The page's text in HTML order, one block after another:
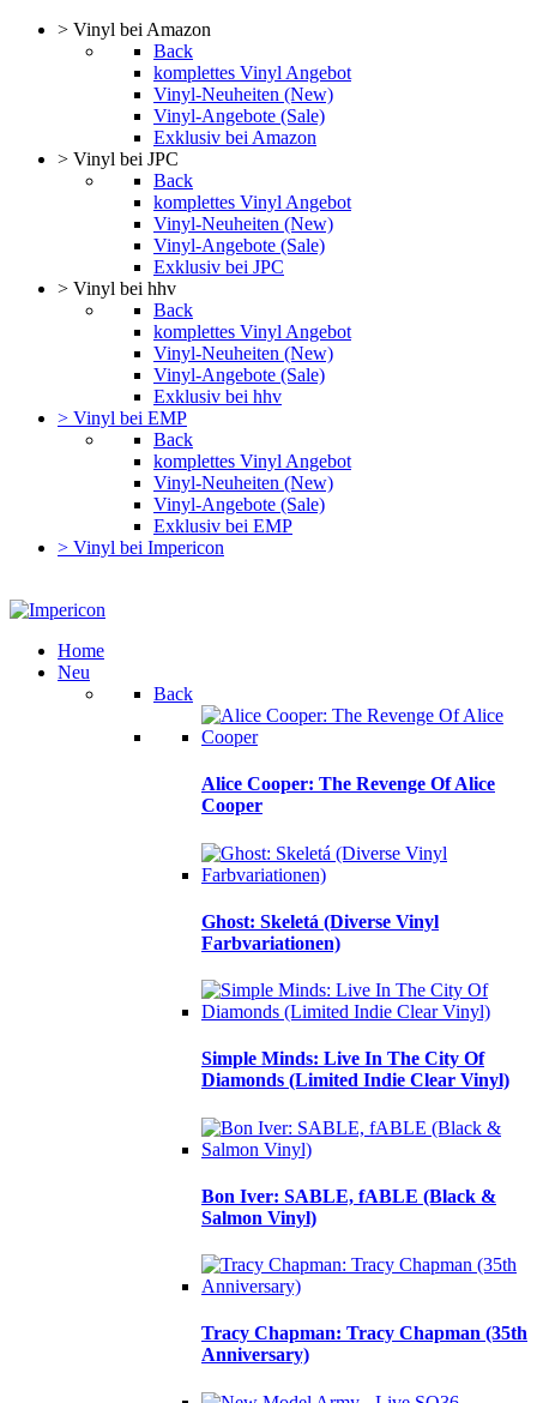
> Vinyl bei Amazon
Back
komplettes Vinyl Angebot
Vinyl-Neuheiten (New)
Vinyl-Angebote (Sale)
Exklusiv bei Amazon
> Vinyl bei JPC
Back
komplettes Vinyl Angebot
Vinyl-Neuheiten (New)
Vinyl-Angebote (Sale)
Exklusiv bei JPC
> Vinyl bei hhv
Back
komplettes Vinyl Angebot
Vinyl-Neuheiten (New)
Vinyl-Angebote (Sale)
Exklusiv bei hhv
> Vinyl bei EMP
Back
komplettes Vinyl Angebot
Vinyl-Neuheiten (New)
Vinyl-Angebote (Sale)
Exklusiv bei EMP
> Vinyl bei Impericon
Home
Neu
Back
Alice Cooper: The Revenge Of Alice
Cooper
Ghost: Skeletá (Diverse Vinyl
Farbvariationen)
Simple Minds: Live In The City Of
Diamonds (Limited Indie Clear Vinyl)
Bon Iver: SABLE, fABLE (Black &
Salmon Vinyl)
Tracy Chapman: Tracy Chapman (35th
Anniversary)